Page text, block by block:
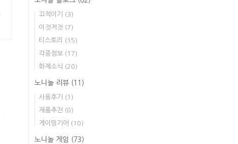
끄적이기
(3)
이것저것 (7)
티스토리
(15)
각종정보 (17)
화제소식 (20)
노니놀 리뷰 (11)
사용후기
(1)
제품추천 (0)
게이밍기어 (10)
노니놀 게임 (73)